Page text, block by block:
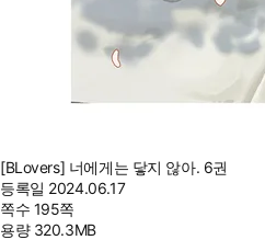
[BLovers] 너에게는 닿지 않아. 6권
등록일 2024.06.17
쪽수 195쪽
용량 320.3MB